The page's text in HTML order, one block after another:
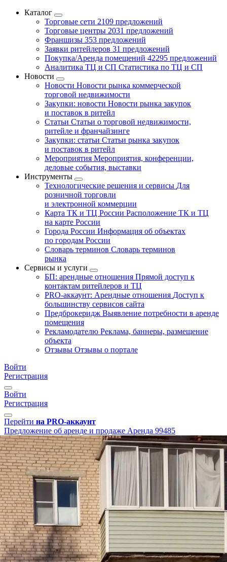
Каталог
Торговые сети 2109 предложений
Торговые центры 2031 предложений
Франшизы 353 предложений
Заявки ритейлеров 31 предложений
Покупка/Аренда помещений 42295 предложений
Аналитика ТЦ и СП Статистика по ТЦ и СП
Новости
Новости Новости рынка коммерческой
торговой недвижимости
Закупки: новости Новости рынка закупок
и поставок в ритейл
Статьи Статьи о торговой недвижимости,
ритейле и франчайзинге
Закупки: статьи Статьи рынка закупок
и поставок в ритейл
Мероприятия Мероприятия, конференции,
деловые события, выставки
Инструменты
Технологические решения и сервисы Для
розничной торговли
и электронной коммерции
Карта ТК и ТЦ России Расположение ТК и ТЦ
на карте России
Города России Информация об объектах
по городам России
Словарь терминов Словарь терминов
рынка
Сервисы и услуги
БП: арендные отношения Прямой доступ к
контактам ритейлеров и ТЦ
PRO-аккаунт: Арендные отношения Доступ к
большинству сервисов сайта
Предброкеридж Выявление потребности в аренде
помещения
Рекламодателю Реклама, баннеры, размещение
объекта
Отзывы Отзывы о портале
Войти
Регистрация
Войти
Регистрация
Перейти на PRO-аккаунт
Предложение об аренде и продаже Аренда 99485